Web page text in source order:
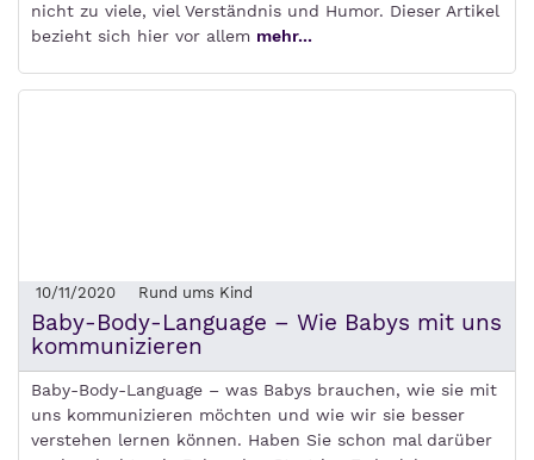
nicht zu viele, viel Verständnis und Humor. Dieser Artikel
bezieht sich hier vor allem mehr...
10/11/2020 Rund ums Kind
Baby-Body-Language – Wie Babys mit uns
kommunizieren
Baby-Body-Language – was Babys brauchen, wie sie mit
uns kommunizieren möchten und wie wir sie besser
verstehen lernen können. Haben Sie schon mal darüber